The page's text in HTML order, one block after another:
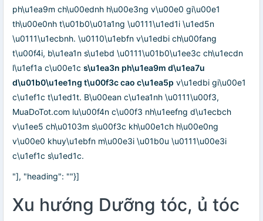
ph\u1ea9m ch\u00ednh h\u00e3ng v\u00e0 gi\u00e1
th\u00e0nh t\u01b0\u01a1ng \u0111\u1ed1i \u1ed5n
\u0111\u1ecbnh. \u0110\u1ebfn v\u1edbi ch\u00fang
t\u00f4i, b\u1ea1n s\u1ebd \u0111\u01b0\u1ee3c ch\u1ecdn
l\u1ef1a c\u00e1c s\u1ea3n ph\u1ea9m d\u1ea7u
d\u01b0\u1ee1ng t\u00f3c cao c\u1ea5p v\u1edbi gi\u00e1
c\u1ef1c t\u1ed1t. B\u00ean c\u1ea1nh \u0111\u00f3,
MuaDoTot.com lu\u00f4n c\u00f3 nh\u1eefng d\u1ecbch
v\u1ee5 ch\u0103m s\u00f3c kh\u00e1ch h\u00e0ng
v\u00e0 khuy\u1ebfn m\u00e3i \u01b0u \u0111\u00e3i
c\u1ef1c s\u1ed1c.
"], "heading": ""}]
Xu hướng Dưỡng tóc, ủ tóc